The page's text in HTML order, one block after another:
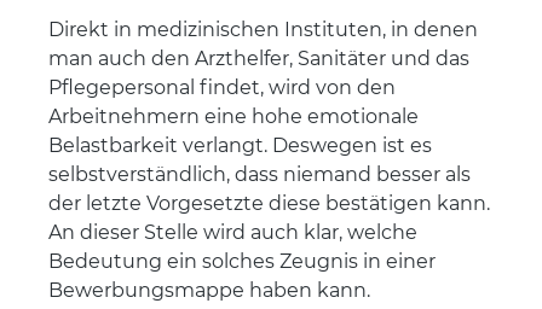
Direkt in medizinischen Instituten, in denen
man auch den Arzthelfer, Sanitäter und das
Pflegepersonal findet, wird von den
Arbeitnehmern eine hohe emotionale
Belastbarkeit verlangt. Deswegen ist es
selbstverständlich, dass niemand besser als
der letzte Vorgesetzte diese bestätigen kann.
An dieser Stelle wird auch klar, welche
Bedeutung ein solches Zeugnis in einer
Bewerbungsmappe haben kann.